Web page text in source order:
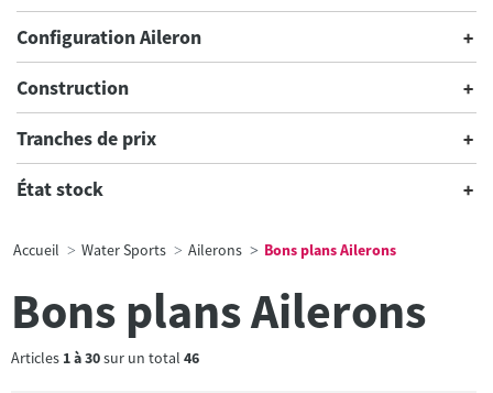
Configuration Aileron
Construction
Tranches de prix
État stock
Accueil Water Sports Ailerons Bons plans Ailerons
Bons plans Ailerons
Articles 1à30sur un total 46